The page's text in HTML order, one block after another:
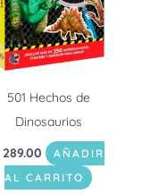
501 Hechos de
Dinosaurios
289.00
AÑADIR
AL CARRITO